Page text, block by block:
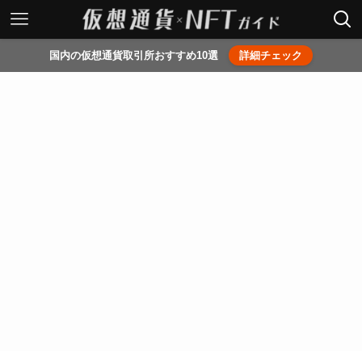
国内の仮想通貨取引所おすすめ10選 詳細チェック